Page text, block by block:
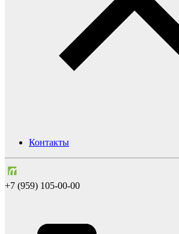
Контакты
+7 (959) 105-00-00